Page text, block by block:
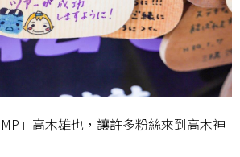
」高木雄也，讓許多粉絲來到高木神